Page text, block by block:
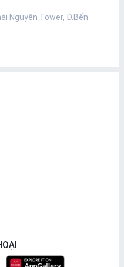
Nguyên Tower, Đ.Bến